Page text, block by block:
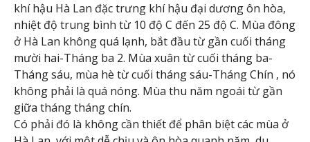
khí hậu Hà Lan đặc trưng khí hậu đại dương ôn hòa,
nhiệt độ trung bình từ 10 độ C đến 25 độ C. Mùa đông
ở Hà Lan không quá lạnh, bắt đầu từ gần cuối tháng
mười hai-Tháng ba 2. Mùa xuân từ cuối tháng ba-
Tháng sáu, mùa hè từ cuối tháng sáu-Tháng Chín , nó
không phải là quá nóng. Mùa thu năm ngoái từ gần
giữa tháng tháng chín.
Có phải đó là không cần thiết để phân biệt các mùa ở